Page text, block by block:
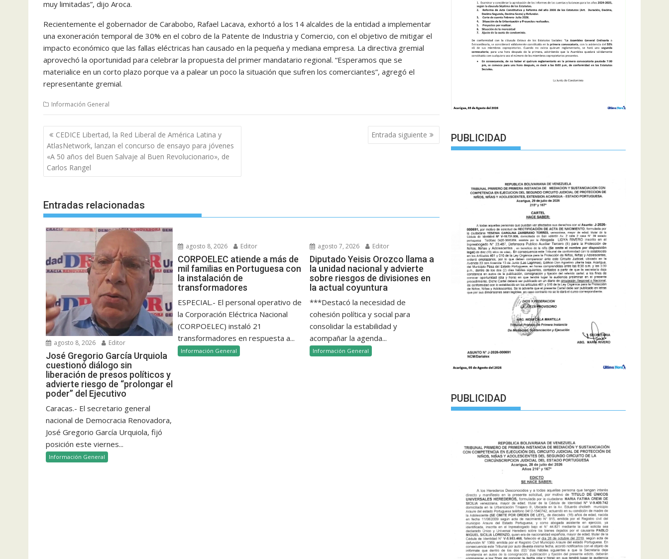
muy limitadas”, dijo Aroca.
Recientemente el gobernador de Carabobo, Rafael Lacava, exhortó a los 14 alcaldes de la entidad a implementar
una exoneración temporal de 30% en el cobro de la Patente de Industria y Comercio, con el objetivo de mitigar el
impacto económico que las fallas eléctricas han causado en la pequeña y mediana empresa. La directiva gremial
aprovechó la oportunidad para celebrar la propuesta del primer mandatario regional. “Esperamos que se
materialice en un corto plazo porque va a palear un poco la situación que sufren los comerciantes”, agregó el
representante gremial.
Información General
Navegación
de
entradas
CEDICE Libertad, la Red Liberal de América Latina y
AtlasNetwork, lanzan el concurso de ensayo para jóvenes
«A 50 años del Buen Salvaje al Buen Revolucionario», de
Carlos Rangel
Entrada siguiente
Entradas relacionadas
agosto 8, 2026 Editor
José Gregorio García Urquiola
cuestionó diálogo sin
liberación de presos políticos y
advierte riesgo de “prolongar el
poder” del Ejecutivo
Caracas.- El secretario general
nacional de Democracia Renovadora,
José Gregorio García Urquiola, fijó
posición este viernes...
Información General
agosto 8, 2026 Editor
CORPOELEC atiende a más de
mil familias en Portuguesa con
la instalación de
transformadores
ESPECIAL.- El personal operativo de
la Corporación Eléctrica Nacional
(CORPOELEC) instaló 21
transformadores en respuesta a...
Información General
agosto 7, 2026 Editor
Diputado Yeisis Orozco llama a
la unidad nacional y advierte
sobre riesgos de divisiones en
la actual coyuntura
***Destacó la necesidad de
cohesión política y social para
consolidar la estabilidad y
acompañar la agenda...
Información General
PUBLICIDAD
PUBLICIDAD